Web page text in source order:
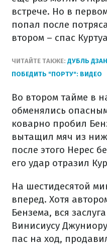
встрече. Но в
попал после
втором – спас
ЧИТАЙТЕ ТАКЖЕ: ДУБЛЬ
ПОБЕДИТЬ "ПОРТУ": ВИДЕО
Во втором тайме в
обменялись
коварно пробил
вытащил мяч из
после этого Нерес
его удар отразил
На шестидесятой
вперед. Хотя
Бензема, вся
Винисиусу
пас на ход,